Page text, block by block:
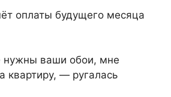
оплаты будущего месяца
ваши обои, мне
квартиру, — ругалась